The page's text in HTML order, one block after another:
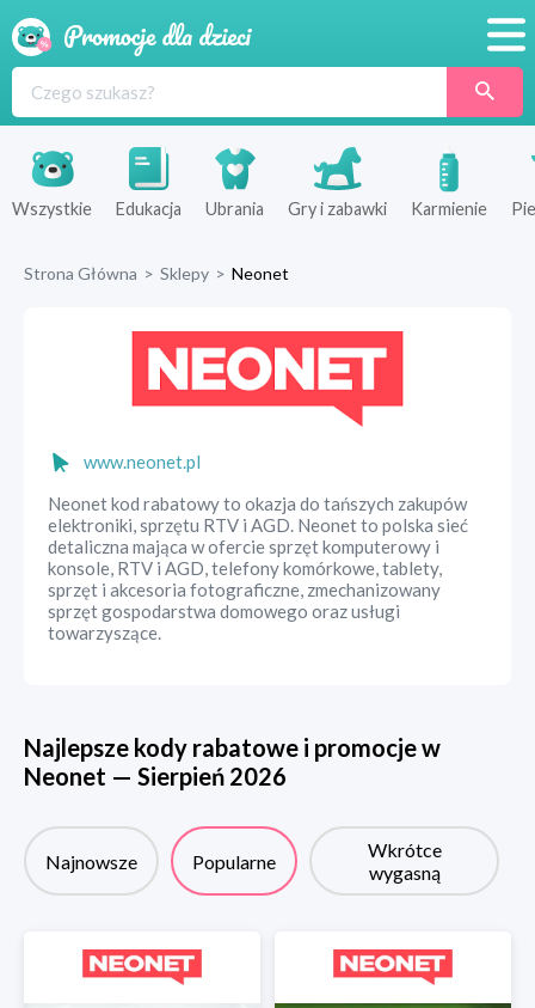
Produkty
Sklepy
Wszystkie Edukacja Ubrania Gry i zabawki Karmienie
Strona Główna > Sklepy > Neonet
www.neonet.pl
Neonet kod rabatowy to okazja do tańszych zakupów
elektroniki, sprzętu RTV i AGD. Neonet to polska sieć
detaliczna mająca w ofercie sprzęt komputerowy i
konsole, RTV i AGD, telefony komórkowe, tablety,
sprzęt i akcesoria fotograficzne, zmechanizowany
sprzęt gospodarstwa domowego oraz usługi
towarzyszące.
Najlepsze kody rabatowe i promocje w
Neonet — Sierpień 2026
Najnowsze Popularne
Wkrótce
wygasną